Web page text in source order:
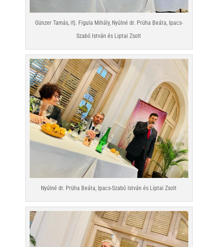
Günzer Tamás, ifj. Figula Mihály, Nyúlné dr. Prüha Beáta, Ipacs-
Szabó István és Liptai Zsolt
Nyúlné dr. Prüha Beáta, Ipacs-Szabó István és Liptai Zsolt